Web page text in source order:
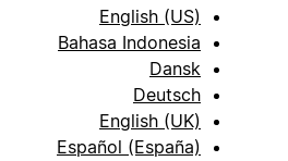
English (US)
Bahasa Indonesia
Dansk
Deutsch
English (UK)
Español (España)